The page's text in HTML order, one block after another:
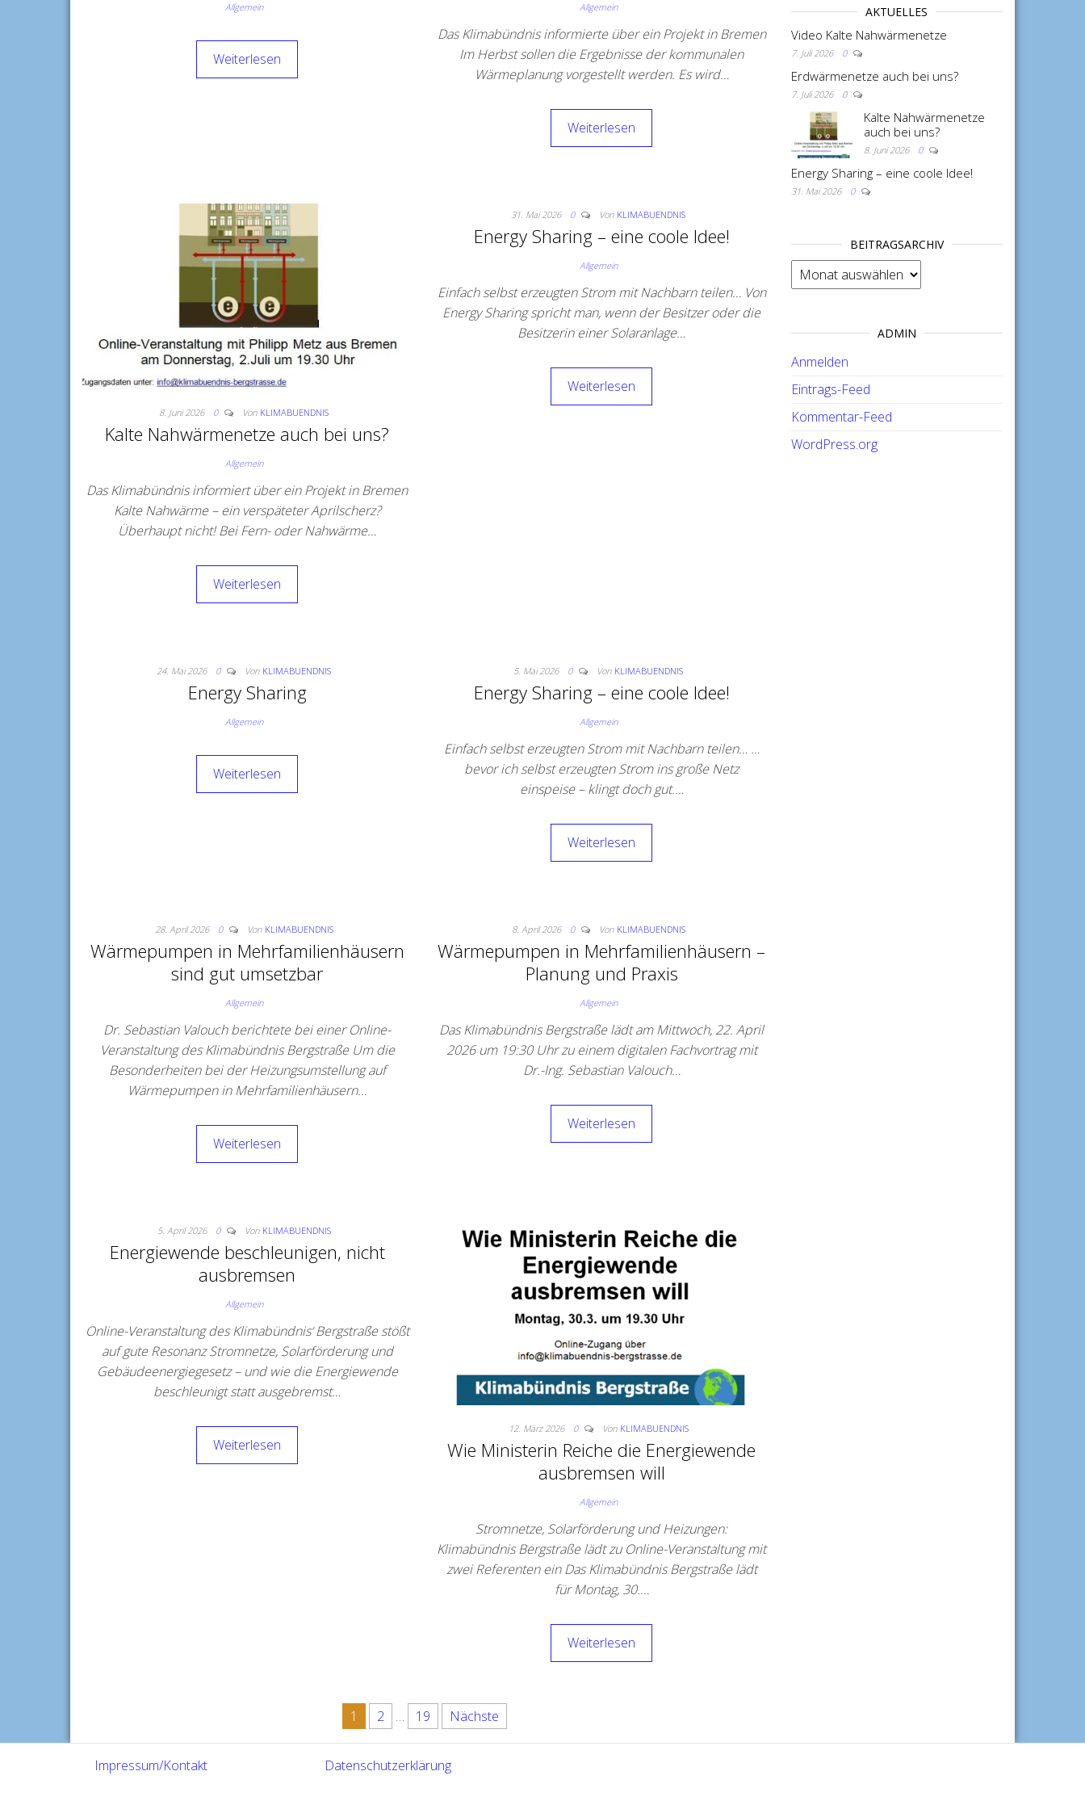
Allgemein
Weiterlesen
Allgemein
Das Klimabündnis informierte über ein Projekt in Bremen
Im Herbst sollen die Ergebnisse der kommunalen
Wärmeplanung vorgestellt werden. Es wird…
Weiterlesen
8. Juni 2026 0 Von KLIMABUENDNIS
Kalte Nahwärmenetze auch bei uns?
Allgemein
Das Klimabündnis informiert über ein Projekt in Bremen
Kalte Nahwärme – ein verspäteter Aprilscherz?
Überhaupt nicht! Bei Fern- oder Nahwärme…
Weiterlesen
31. Mai 2026 0 Von KLIMABUENDNIS
Energy Sharing – eine coole Idee!
Allgemein
Einfach selbst erzeugten Strom mit Nachbarn teilen… Von
Energy Sharing spricht man, wenn der Besitzer oder die
Besitzerin einer Solaranlage…
Weiterlesen
24. Mai 2026 0 Von KLIMABUENDNIS
Energy Sharing
Allgemein
Weiterlesen
5. Mai 2026 0 Von KLIMABUENDNIS
Energy Sharing – eine coole Idee!
Allgemein
Einfach selbst erzeugten Strom mit Nachbarn teilen… …
bevor ich selbst erzeugten Strom ins große Netz
einspeise – klingt doch gut.…
Weiterlesen
28. April 2026 0 Von KLIMABUENDNIS
Wärmepumpen in Mehrfamilienhäusern
sind gut umsetzbar
Allgemein
Dr. Sebastian Valouch berichtete bei einer Online-
Veranstaltung des Klimabündnis Bergstraße Um die
Besonderheiten bei der Heizungsumstellung auf
Wärmepumpen in Mehrfamilienhäusern…
Weiterlesen
8. April 2026 0 Von KLIMABUENDNIS
Wärmepumpen in Mehrfamilienhäusern –
Planung und Praxis
Allgemein
Das Klimabündnis Bergstraße lädt am Mittwoch, 22. April
2026 um 19:30 Uhr zu einem digitalen Fachvortrag mit
Dr.-Ing. Sebastian Valouch…
Weiterlesen
5. April 2026 0 Von KLIMABUENDNIS
Energiewende beschleunigen, nicht
ausbremsen
Allgemein
Online-Veranstaltung des Klimabündnis‘ Bergstraße stößt
auf gute Resonanz Stromnetze, Solarförderung und
Gebäudeenergiegesetz – und wie die Energiewende
beschleunigt statt ausgebremst…
Weiterlesen
12. März 2026 0 Von KLIMABUENDNIS
Wie Ministerin Reiche die Energiewende
ausbremsen will
Allgemein
Stromnetze, Solarförderung und Heizungen:
Klimabündnis Bergstraße lädt zu Online-Veranstaltung mit
zwei Referenten ein Das Klimabündnis Bergstraße lädt
für Montag, 30.…
Weiterlesen
1 2 … 19 Nächste
AKTUELLES
Video Kalte Nahwärmenetze
7. Juli 2026 0
Erdwärmenetze auch bei uns?
7. Juli 2026 0
Kalte Nahwärmenetze
auch bei uns?
8. Juni 2026 0
Energy Sharing – eine coole Idee!
31. Mai 2026 0
BEITRAGSARCHIV
BEITRAGSARCHIV
ADMIN
Anmelden
Eintrags-Feed
Kommentar-Feed
WordPress.org
Impressum/Kontakt Datenschutzerklärung